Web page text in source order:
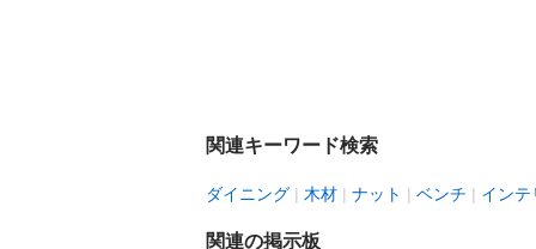
関連キーワード検索
ダイニング 木材 ナット ベンチ インテ
関連の掲示板